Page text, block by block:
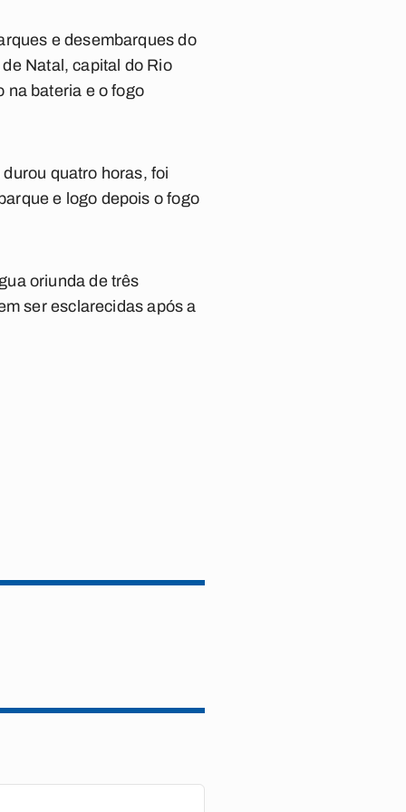
e desembarques do
Natal, capital do Rio
na bateria e o fogo
durou quatro horas, foi
e logo depois o fogo
oriunda de três
ser esclarecidas após a